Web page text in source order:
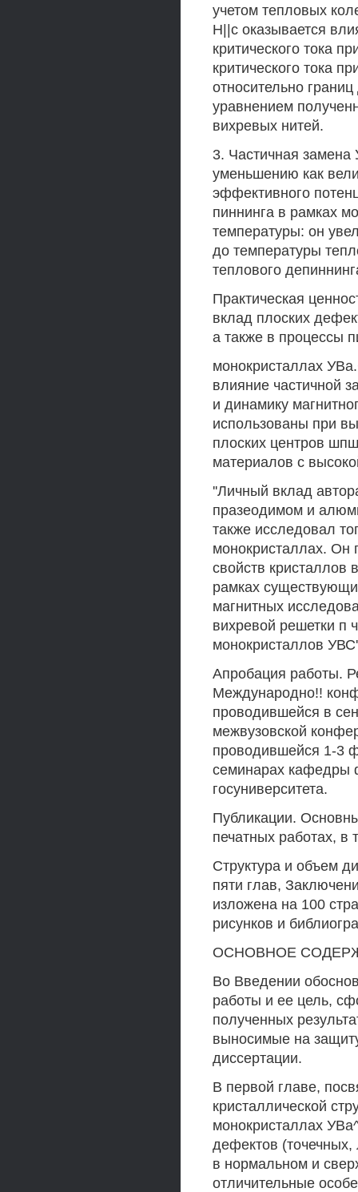
учетом тепловых
Н||с оказывается
критического тока
критического тока
относительно
уравнением
вихревых нитей.
3. Частичная
уменьшению как
эффективного
пиннинга в рамках
температуры: он
до температуры
теплового
Практическая
вклад плоских
а также в процессы
монокристаллах
влияние частичной
и динамику
использованы при
плоских центров
материалов с
''Личный вклад
празеодимом и
также исследовал
монокристаллах. Он
свойств
рамках
магнитных
вихревой решетки п
монокристаллов
Апробация работы.
Международно!!
проводившейся в
межвузовской
проводившейся 1-3
семинарах кафедры
госуниверситета.
Публикации.
печатных работах, в
Структура и объем
пяти глав,
изложена на 100
рисунков и
ОСНОВНОЕ
Во Введении
работы и ее цель,
полученных
выносимые на
диссертации.
В первой главе,
кристаллической
монокристаллах
дефектов (точечных,
в нормальном и
отличительные